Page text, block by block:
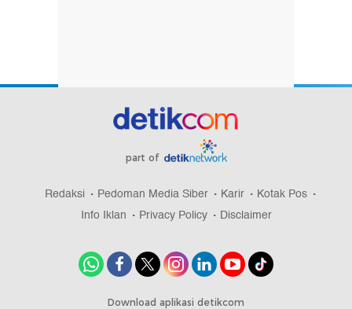
part of
Redaksi Pedoman Media Siber Karir
Kotak Pos
Info Iklan
Privacy Policy Disclaimer
Download aplikasi detikcom